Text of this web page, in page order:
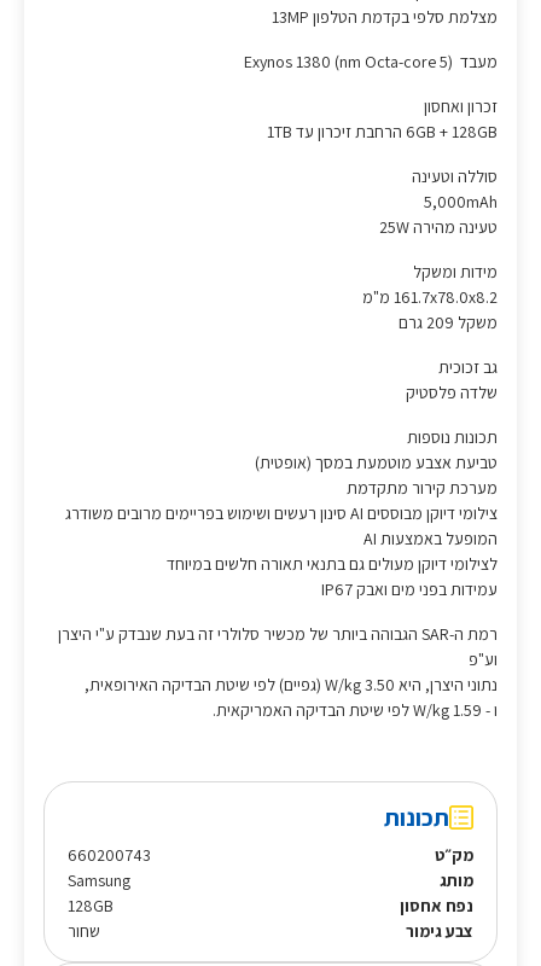
מצלמת סלפי בקדמת הטלפון 13MP
מעבד (5 nm Octa-core) Exynos 1380
זכרון ואחסון
6GB + 128GB הרחבת זיכרון עד 1TB
סוללה וטעינה
5,000mAh
טעינה מהירה 25W
מידות ומשקל
161.7x78.0x8.2 מ"מ
משקל 209 גרם
גב זכוכית
שלדה פלסטיק
תכונות נוספות
טביעת אצבע מוטמעת במסך (אופטית)
מערכת קירור מתקדמת
צילומי דיוקן מבוססים AI סינון רעשים ושימוש בפריימים מרובים משודרג
המופעל באמצעות AI
לצילומי דיוקן מעולים גם בתנאי תאורה חלשים במיוחד
עמידות בפני מים ואבק IP67
רמת ה-SAR הגבוהה ביותר של מכשיר סלולרי זה בעת שנבדק ע"י היצרן
וע"פ
נתוני היצרן, היא 3.50 W/kg (גפיים) לפי שיטת הבדיקה האירופאית,
ו - 1.59 W/kg לפי שיטת הבדיקה האמריקאית.
תכונות
מק״ט
660200743
מותג
Samsung
נפח אחסון
128GB
צבע גימור
שחור